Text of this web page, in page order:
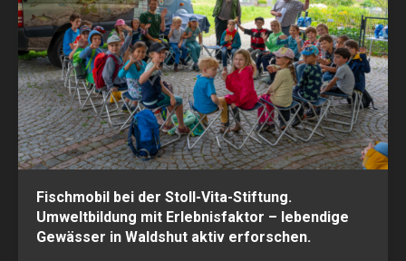
Fischmobil bei der Stoll-Vita-Stiftung.
Umweltbildung mit Erlebnisfaktor – lebendige
Gewässer in Waldshut aktiv erforschen.